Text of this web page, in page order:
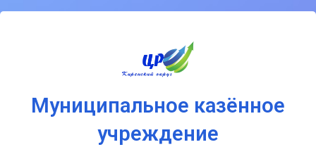
Муниципальное казённое
учреждение